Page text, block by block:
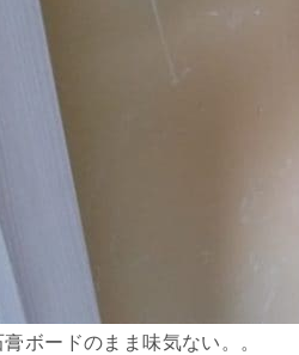
膏ボードのまま味気ない。。